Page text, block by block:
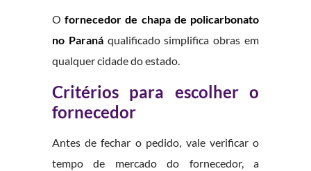
Ofornecedor de chapa de policarbonato
no Paranáqualificado simplifica obras em
qualquer cidade do estado.
Critérios para escolher o
fornecedor
Antes de fechar o pedido, vale verificar o
tempo de mercado do fornecedor, a